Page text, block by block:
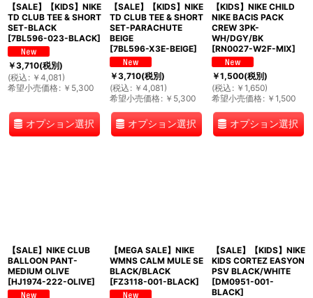
【SALE】【KIDS】NIKE
TD CLUB TEE & SHORT
SET-BLACK
[7BL596-023-BLACK]
￥3,710(税別)
(税込 : ￥ 4,081)
希望小売価格: ￥ 5,300
オプション選択
【SALE】【KIDS】NIKE
TD CLUB TEE & SHORT
SET-PARACHUTE
BEIGE
[7BL596-X3E-BEIGE]
￥3,710(税別)
(税込 : ￥ 4,081)
希望小売価格: ￥ 5,300
オプション選択
【KIDS】NIKE CHILD
NIKE BACIS PACK
CREW 3PK-
WH/DGY/BK
[RN0027-W2F-MIX]
￥1,500(税別)
(税込 : ￥ 1,650)
希望小売価格: ￥ 1,500
オプション選択
【SALE】NIKE CLUB
BALLOON PANT-
MEDIUM OLIVE
[HJ1974-222-OLIVE]
【MEGA SALE】NIKE
WMNS CALM MULE SE
BLACK/BLACK
[FZ3118-001-BLACK]
【SALE】【KIDS】NIKE
KIDS CORTEZ EASYON
PSV BLACK/WHITE
[DM0951-001-
BLACK]